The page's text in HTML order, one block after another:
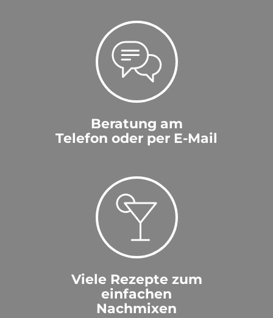
Beratung am
Telefon oder per E-Mail
Viele Rezepte zum
einfachen
Nachmixen